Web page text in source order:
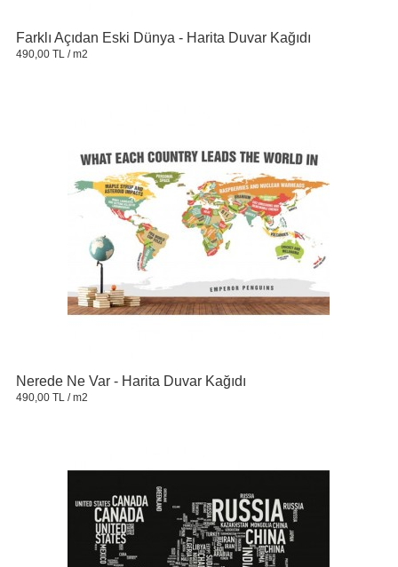
Farklı Açıdan Eski Dünya - Harita Duvar Kağıdı
490,00 TL / m2
Nerede Ne Var - Harita Duvar Kağıdı
490,00 TL / m2